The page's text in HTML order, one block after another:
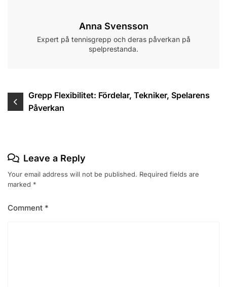
Anna Svensson
Expert på tennisgrepp och deras påverkan på
spelprestanda.
Post
navigation
Grepp Flexibilitet: Fördelar, Tekniker, Spelarens
Påverkan
Leave a Reply
Your email address will not be published. Required fields are
marked *
Comment *